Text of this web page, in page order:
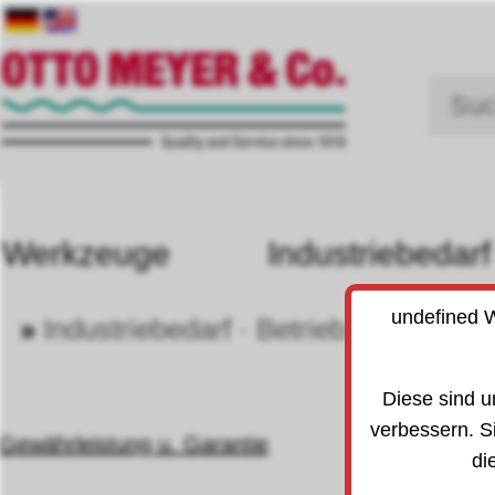
Werkzeuge Industriebedarf
» Industriebedarf · Betrieb »
Gewährleistung u. Garantie
undefined
Diese sind
verbessern.